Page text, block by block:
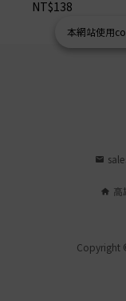
本網站使用
NT$138
Copyright